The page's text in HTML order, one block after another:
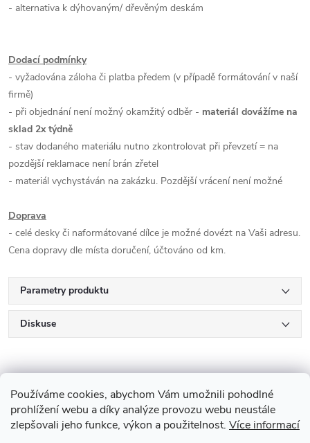
Používáme cookies, abychom Vám umožnili pohodlné
prohlížení webu a díky analýze provozu webu neustále
zlepšovali jeho funkce, výkon a použitelnost. Více informací
- alternativa k dýhovaným/ dřevěným deskám
Dodací podmínky
- vyžadována záloha či platba předem (v případě formátování v naší
firmě)
- při objednání není možný okamžitý odběr - materiál dovážíme na
sklad 2x týdně
- stav dodaného materiálu nutno zkontrolovat při převzetí = na
pozdější reklamace není brán zřetel
- materiál vychystáván na zakázku. Pozdější vrácení není možné
Doprava
- celé desky či naformátované dílce je možné dovézt na Vaši adresu.
Cena dopravy dle místa doručení, účtováno od km.
Parametry produktu
Diskuse